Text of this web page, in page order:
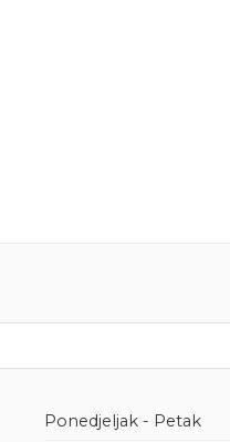
Ponedjeljak - Petak